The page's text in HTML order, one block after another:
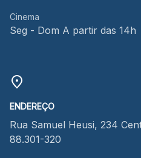
Cinema
Seg - Dom A partir das 14h
ENDEREÇO
Rua Samuel Heusi, 234
88.301-320